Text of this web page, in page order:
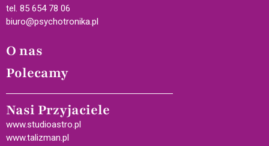
tel. 85 654 78 06
biuro@psychotronika.pl
O nas
Polecamy
Nasi Przyjaciele
www.studioastro.pl
www.talizman.pl